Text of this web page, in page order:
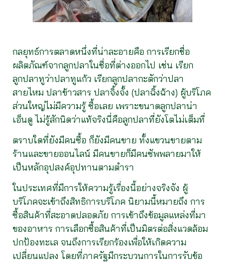
กลยุทธ์การตลาดหนึ่งที่น่าละอายคือ การเรียกชื่อ
ผลิตภัณฑ์จากลูกปลาในชื่อที่ต่างออกไป เช่น เรียก
ลูกปลาทูว่าปลาทูแก้ว เรียกลูกปลากะตักว่าปลา
สายไหม ปลาข้าวสาร ปลาจิ้งจั้ง (ปลาฉิ้งฉ้าง) ผู้บริโภค
ส่วนใหญ่ไม่มีความรู้ ซื้อเลย เพราะขนาดลูกปลาน่า
เอ็นดู ไม่รู้สักนิดว่าแท้จริงนี่คือลูกปลาที่ยังโตไม่เต็มที่
ตราบใดที่ยังมีคนซื้อ ก็ยังมีคนขาย ทั้งแขวนขายตาม
ร้านและขายออนไลน์ มีคนขายก็มีคนซัพพลายมาให้
เป็นหลักอุปสงค์อุปทานตามตำรา
ในประเทศที่มีการให้ความรู้เรื่องนี้อย่างจริงจัง ผู้
บริโภคจะเข้าถึงสิทธิการบริโภค นิยามนี้หมายถึง การ
ซื้อสินค้าที่สะอาดปลอดภัย การเข้าถึงข้อมูลแหล่งที่มา
ของอาหาร การเลือกซื้อสินค้าที่เป็นมิตรต่อสิ่งแวดล้อม
ปกป้องทะเล จนถึงการเรียกร้องเพื่อให้เกิดความ
เปลี่ยนแปลง โดยที่ภาครัฐมีกระบวนการในการรับข้อ